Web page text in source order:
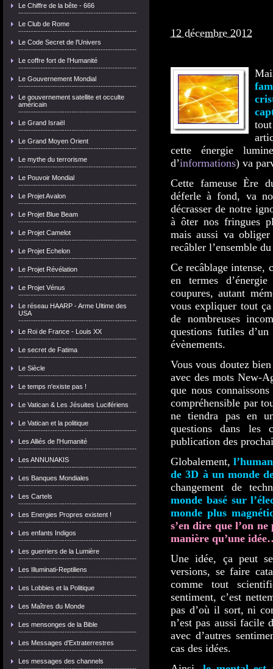
Le Chiffre de la bête - 666
Le Club de Rome
Le Code Secret de l'Univers
Le coffre fort de l'Humanité
Le Gouvernement Mondial
Le gouvernement satellite et occulte
américain
Le Grand Israël
Le Grand Moyen Orient
Le mythe du terrorisme
Le Pouvoir Mondial
Le Projet Avalon
Le Projet Blue Beam
Le Projet Camelot
Le Projet Echelon
Le Projet Révélation
Le Projet Vénus
Le réseau HAARP - Arme Ultime des
USA
Le Roi de France - Louis XX
Le secret de Fatima
Le Siècle
Le temps n'existe pas !
Le Vatican & Les Jésuites Lucifériens
Le Vatican et la politique
Les Alliés de l'Humanité
Les ANNUNAKIS
Les Banques Mondiales
Les Cartels
Les Energies Propres existent !
Les enfants Indigos
Les guerriers de la Lumière
Les Illuminati-Reptiliens
Les Lobbies et la Politique
Les Maîtres du Monde
Les mensonges de la Bible
Les Messages d'Extraterrestres
Les messages des channels
12 décembre 2012
cette énergie
d’informations) va
Cette fameuse Ère
déferle à fond, va
décrasser de notre
à ôter nos fringues
mais aussi va
recâbler l’ensemble
Ce recâblage intense,
en termes
coupures, autant
vous expliquer tout
de nombreuses
questions futiles
évènements.
Vous vous doutez
avec des mots New-
que nous
compréhensible par
ne tiendra pas en
questions dans les
publication des
Globalement,
de 3D à un monde
changement de
monde basé sur
monde plus
s’en dire que l’on
manière qu’une
Une idée, ça peut
versions, se faire
comme tout
sentiment, c’est
pas d’où il sort, ni
n’est pas aussi facile
avec d’autres
cas des idées.